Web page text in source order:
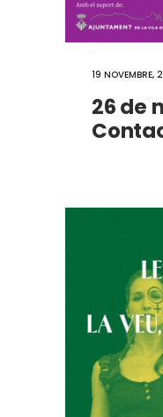
19 NOVEMBRE,
26 de